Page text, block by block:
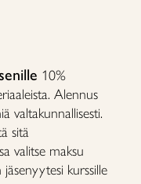
10%
Alennus
valtakunnallisesti.
sitä
valitse maksu
kurssille